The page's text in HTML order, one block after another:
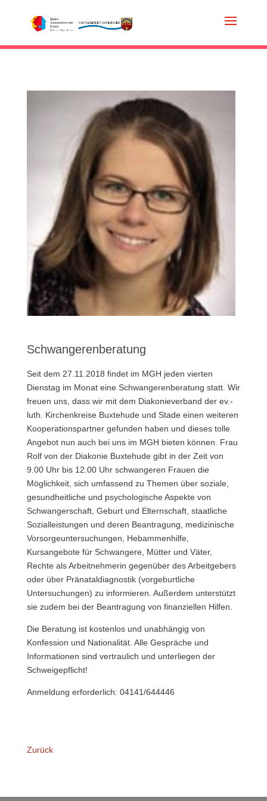
Schwangerenberatung
Seit dem 27.11.2018 findet im MGH jeden vierten
Dienstag im Monat eine Schwangerenberatung statt. Wir
freuen uns, dass wir mit dem Diakonieverband der ev.-
luth. Kirchenkreise Buxtehude und Stade einen weiteren
Kooperationspartner gefunden haben und dieses tolle
Angebot nun auch bei uns im MGH bieten können. Frau
Rolf von der Diakonie Buxtehude gibt in der Zeit von
9.00 Uhr bis 12.00 Uhr schwangeren Frauen die
Möglichkeit, sich umfassend zu Themen über soziale,
gesundheitliche und psychologische Aspekte von
Schwangerschaft, Geburt und Elternschaft, staatliche
Sozialleistungen und deren Beantragung, medizinische
Vorsorgeuntersuchungen, Hebammenhilfe,
Kursangebote für Schwangere, Mütter und Väter,
Rechte als Arbeitnehmerin gegenüber des Arbeitgebers
oder über Pränataldiagnostik (vorgeburtliche
Untersuchungen) zu informieren. Außerdem unterstützt
sie zudem bei der Beantragung von finanziellen Hilfen.
Die Beratung ist kostenlos und unabhängig von
Konfession und Nationalität. Alle Gespräche und
Informationen sind vertraulich und unterliegen der
Schweigepflicht!
Anmeldung erforderlich: 04141/644446
Zurück